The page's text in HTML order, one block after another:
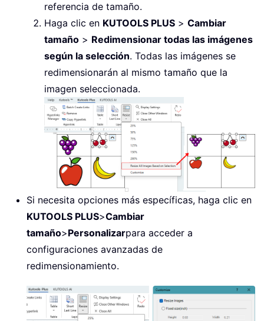
referencia de tamaño.
Haga clic en KUTOOLS PLUS > Cambiar
tamaño > Redimensionar todas las imágenes
según la selección. Todas las imágenes se
redimensionarán al mismo tamaño que la
imagen seleccionada.
Si necesita opciones más específicas, haga clic en
KUTOOLS PLUS>Cambiar
tamaño>Personalizarpara acceder a
configuraciones avanzadas de
redimensionamiento.